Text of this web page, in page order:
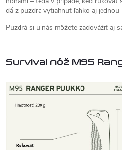
dá z puzdra vytiahnuť ľahko aj jednou
Puzdrá si u nás môžete zadovážiť aj
Survival nôž M95